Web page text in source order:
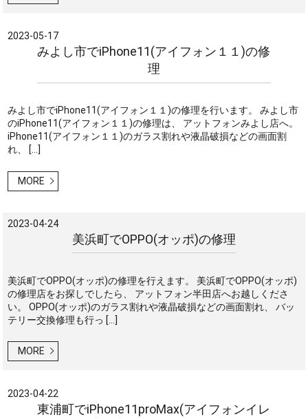
2023-05-17
みよし市でiPhone11(アイフォン１１)の修
理
みよし市でiPhone11(アイフォン１１)の修理を行います。 みよし市
のiPhone11(アイフォン１１)の修理は、 アットフォンみよし店へ。
iPhone11(アイフォン１１)のガラス割れや液晶破損などの画面割
れ、 […]
MORE
2023-04-24
美浜町でOPPO(オッポ)の修理
美浜町でOPPO(オッポ)の修理を行えます。 美浜町でOPPO(オッポ)
の修理店をお探しでしたら、 アットフォン半田店へお越しくださ
い。 OPPO(オッポ)のガラス割れや液晶破損などの画面割れ、 バッ
テリー交換修理も行っ […]
MORE
2023-04-22
東浦町でiPhone11proMax(アイフォンイレ